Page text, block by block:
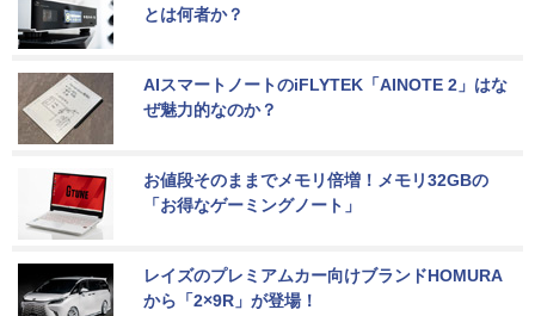
とは何者か？
AIスマートノートのiFLYTEK「AINOTE 2」はな
ぜ魅力的なのか？
お値段そのままでメモリ倍増！メモリ32GBの
「お得なゲーミングノート」
レイズのプレミアムカー向けブランドHOMURA
から「2×9R」が登場！